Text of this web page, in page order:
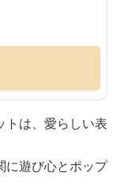
トは、愛らしい表
に遊び心とポップ